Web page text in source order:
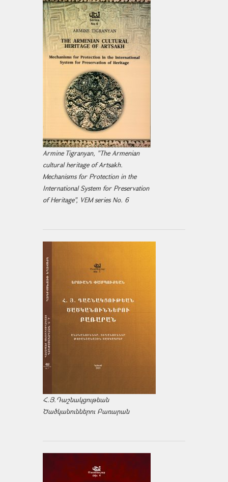
Armine Tigranyan, "The Armenian
cultural heritage of Artsakh.
Mechanisms for Protection in the
International System for Preservation
of Heritage", VEM series No. 6
Հ.Յ.Դաշնակցութեան
Ծածկանուններու Բառարան